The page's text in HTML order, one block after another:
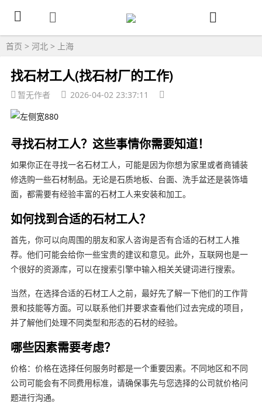
首页 > 河北 > 上海
找石材工人(找石材厂的工作)
暂无作者 2026-04-02 23:37:11
寻找石材工人？这些事情你需要知道！
如果你正在寻找一名石材工人，可能是因为你想为家里或者商铺装
修选购一些石材制品。无论是石质地板、台面、洗手盆还是装饰墙
面，都需要有经验丰富的石材工人来安装和加工。
如何找到合适的石材工人？
首先，你可以向周围的朋友和家人咨询是否有合适的石材工人推
荐。他们可能会给你一些宝贵的建议和意见。此外，互联网也是一
个很好的资源库，可以在搜索引擎中输入相关关键词进行搜索。
当然，在选择合适的石材工人之前，最好先了解一下他们的工作背
景和技能等方面。可以联系他们并要求查看他们过去完成的项目，
并了解他们处理不同类型和形态的石材的经验。
哪些因素需要考虑？
价格：价格在选择任何服务时都是一个重要因素。不同地区和不同
公司可能会有不同费用标准，请确保事先与您选择的公司就价格问
题进行沟通。